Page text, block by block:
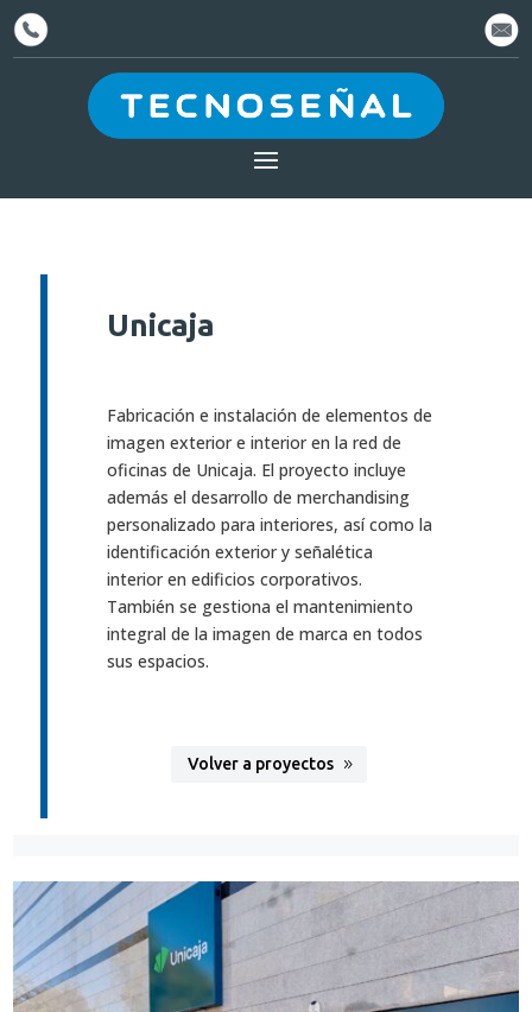
Unicaja
Fabricación e instalación de elementos de
imagen exterior e interior en la red de
oficinas de Unicaja. El proyecto incluye
además el desarrollo de merchandising
personalizado para interiores, así como la
identificación exterior y señalética
interior en edificios corporativos.
También se gestiona el mantenimiento
integral de la imagen de marca en todos
sus espacios.
Volver a proyectos